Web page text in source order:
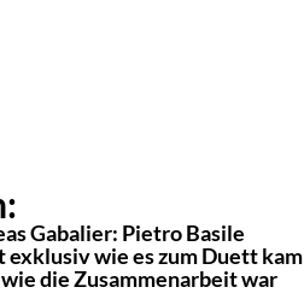
Gabalier: Pietro Basile
exklusiv wie es zum Duett kam
wie die Zusammenarbeit war